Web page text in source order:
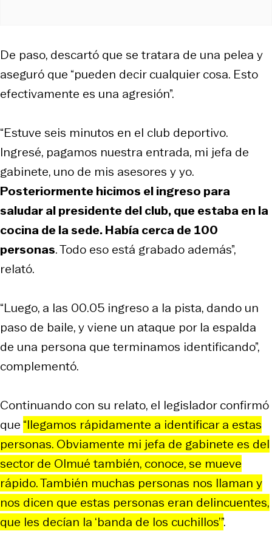
De paso, descartó que se tratara de una pelea y
aseguró que “pueden decir cualquier cosa. Esto
efectivamente es una agresión”.
“Estuve seis minutos en el club deportivo.
Ingresé, pagamos nuestra entrada, mi jefa de
gabinete, uno de mis asesores y yo.
Posteriormente hicimos el ingreso para
saludar al presidente del club, que estaba en la
cocina de la sede. Había cerca de 100
personas. Todo eso está grabado además”,
relató.
“Luego, a las 00.05 ingreso a la pista, dando un
paso de baile, y viene un ataque por la espalda
de una persona que terminamos identificando”,
complementó.
Continuando con su relato, el legislador confirmó
que “llegamos rápidamente a identificar a estas
personas. Obviamente mi jefa de gabinete es del
sector de Olmué también, conoce, se mueve
rápido. También muchas personas nos llaman y
nos dicen que estas personas eran delincuentes,
que les decían la ‘banda de los cuchillos’”.